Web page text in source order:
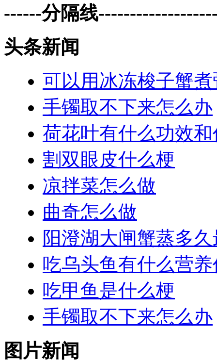
------分隔线
头条新闻
可以用冰冻梭子蟹
手镯取不下来怎么办
荷花叶有什么功效
割双眼皮什么梗
凉拌菜怎么做
曲奇怎么做
阳澄湖大闸蟹蒸多
吃乌头鱼有什么营
吃甲鱼是什么梗
手镯取不下来怎么办
图片新闻